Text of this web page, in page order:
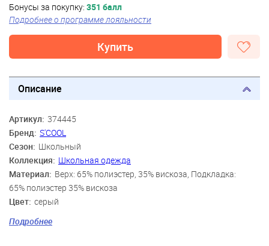
Бонусы за покупку: 351 балл
Подробнее о программе лояльности
Купить
Описание
Артикул: 374445
Бренд: S'COOL
Сезон: Школьный
Коллекция: Школьная одежда
Материал: Верх: 65% полиэстер, 35% вискоза, Подкладка:
65% полиэстер 35% вискоза
Цвет: серый
Пол: Девочки
Подробнее